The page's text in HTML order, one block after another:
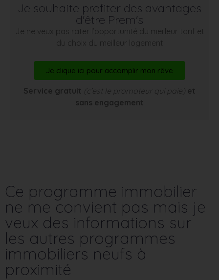
Je souhaite profiter des avantages
d'être Prem's
Je ne veux pas rater l’opportunité du meilleur tarif et
du choix du meilleur logement
Je clique ici pour accomplir mon rêve
Service gratuit (c’est le promoteur qui paie) et
sans engagement
Ce programme immobilier
ne me convient pas mais je
veux des informations sur
les autres programmes
immobiliers neufs à
proximité